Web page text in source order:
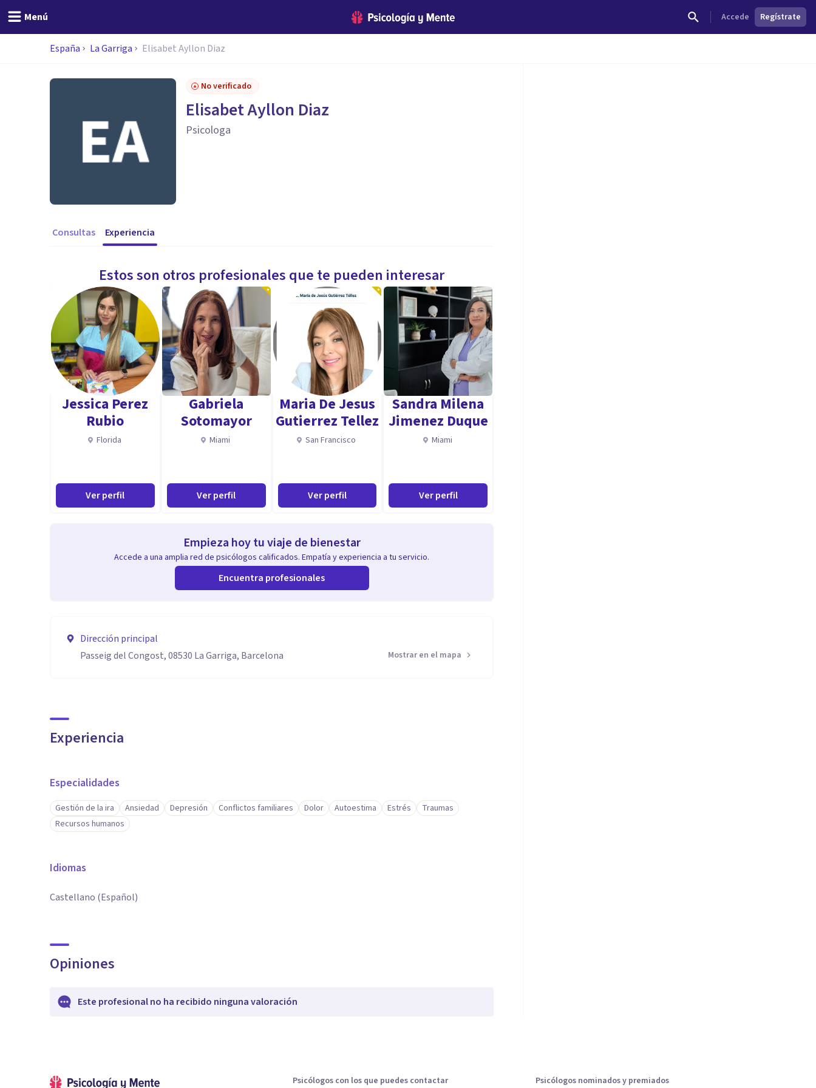
Menú Accede Regístrate
España La Garriga Elisabet Ayllon Diaz
No verificado
Elisabet Ayllon Diaz
Psicologa
Consultas Experiencia
Estos son otros profesionales que te pueden interesar
Jessica Perez
Rubio
Florida
Ver perfil
Gabriela
Sotomayor
Miami
Ver perfil
Maria De Jesus
Gutierrez Tellez
San Francisco
Ver perfil
Sandra Milena
Jimenez Duque
Miami
Ver perfil
Empieza hoy tu viaje de bienestar
Accede a una amplia red de psicólogos calificados. Empatía y experiencia a tu servicio.
Encuentra profesionales
Dirección principal
Passeig del Congost, 08530 La Garriga, Barcelona
Mostrar en el mapa
Experiencia
Especialidades
Gestión de la ira Ansiedad Depresión Conflictos familiares Dolor Autoestima Estrés
Traumas
Recursos humanos
Idiomas
Castellano (Español)
Opiniones
Este profesional no ha recibido ninguna valoración
Psicólogos con los que puedes contactar Psicólogos nominados y premiados